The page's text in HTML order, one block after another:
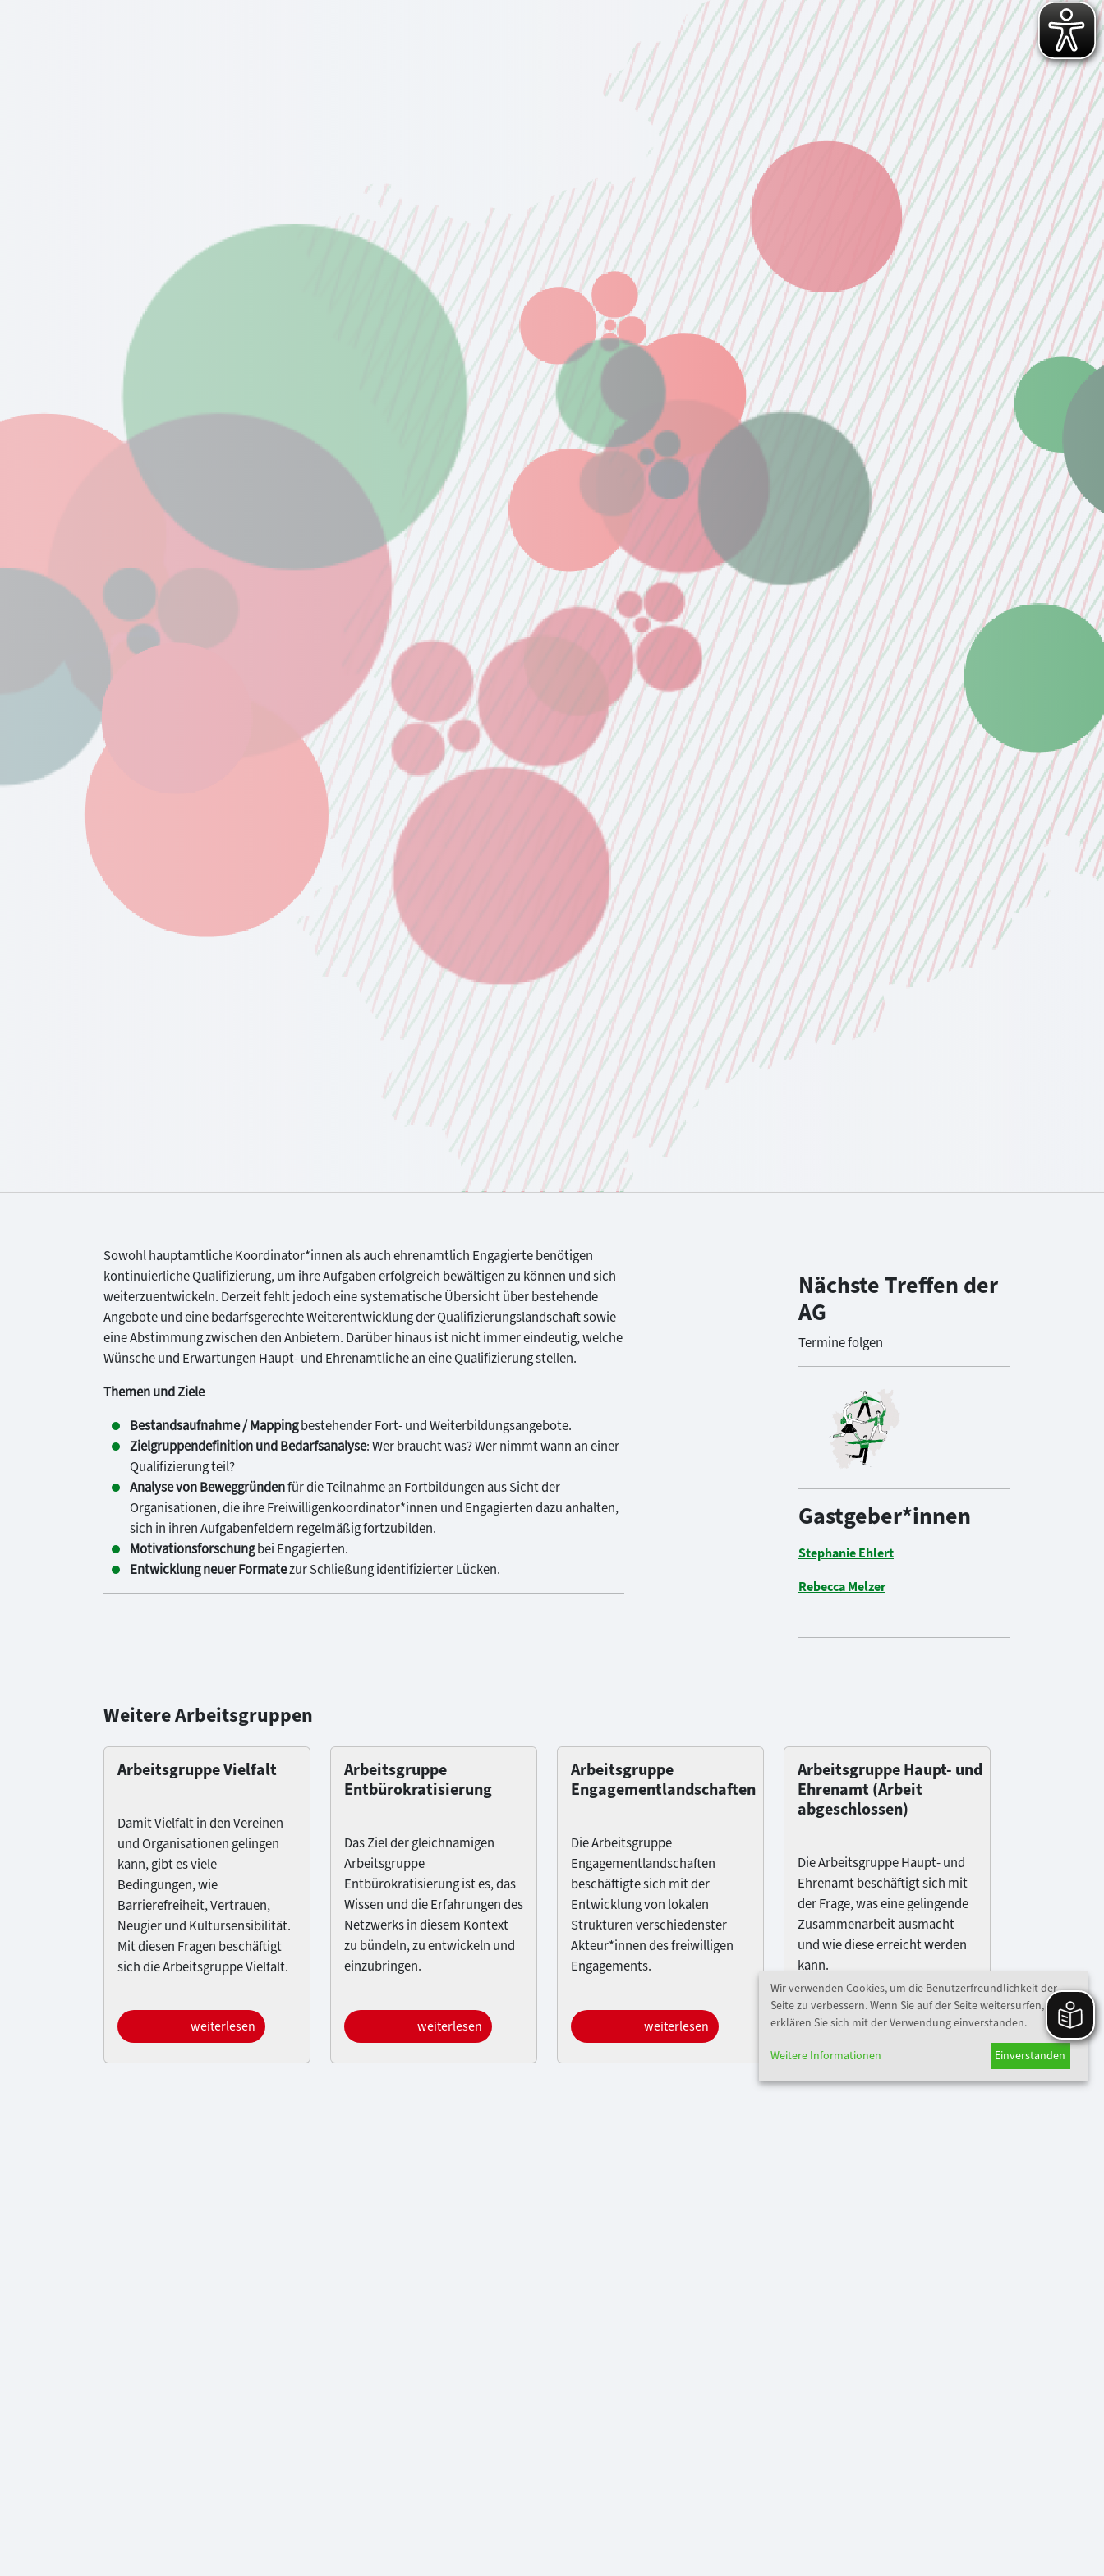
Sowohl hauptamtliche Koordinator*innen als auch ehrenamtlich Engagierte benötigen
kontinuierliche Qualifizierung, um ihre Aufgaben erfolgreich bewältigen zu können und sich
weiterzuentwickeln. Derzeit fehlt jedoch eine systematische Übersicht über bestehende
Angebote und eine bedarfsgerechte Weiterentwicklung der Qualifizierungslandschaft sowie
eine Abstimmung zwischen den Anbietern. Darüber hinaus ist nicht immer eindeutig, welche
Wünsche und Erwartungen Haupt- und Ehrenamtliche an eine Qualifizierung stellen.
Themen und Ziele
Bestandsaufnahme / Mappingbestehender Fort- und Weiterbildungsangebote.
Zielgruppendefinition und Bedarfsanalyse: Wer braucht was? Wer nimmt wann an einer
Qualifizierung teil?
Analyse von Beweggründenfür die Teilnahme an Fortbildungen aus Sicht der
Organisationen, die ihre Freiwilligenkoordinator*innen und Engagierten dazu anhalten,
sich in ihren Aufgabenfeldern regelmäßig fortzubilden.
Motivationsforschungbei Engagierten.
Entwicklung neuer Formatezur Schließung identifizierter Lücken.
Nächste Treffen der
AG
Termine folgen
Gastgeber*innen
Stephanie Ehlert
Rebecca Melzer
Weitere Arbeitsgruppen
Arbeitsgruppe Vielfalt
Damit Vielfalt in den Vereinen
und Organisationen gelingen
kann, gibt es viele
Bedingungen, wie
Barrierefreiheit, Vertrauen,
Neugier und Kultursensibilität.
Mit diesen Fragen beschäftigt
sich die Arbeitsgruppe Vielfalt.
weiterlesen
Arbeitsgruppe
Entbürokratisierung
Das Ziel der gleichnamigen
Arbeitsgruppe
Entbürokratisierung ist es, das
Wissen und die Erfahrungen des
Netzwerks in diesem Kontext
zu bündeln, zu entwickeln und
einzubringen.
weiterlesen
Arbeitsgruppe
Engagementlandschaften
Die Arbeitsgruppe
Engagementlandschaften
beschäftigte sich mit der
Entwicklung von lokalen
Strukturen verschiedenster
Akteur*innen des freiwilligen
Engagements.
weiterlesen
Arbeitsgruppe Haupt- und
Ehrenamt (Arbeit
abgeschlossen)
Die Arbeitsgruppe Haupt- und
Ehrenamt beschäftigt sich mit
der Frage, was eine gelingende
Zusammenarbeit ausmacht
und wie diese erreicht werden
kann.
weiterlesen
Wir verwenden Cookies, um die Benutzerfreundlichkeit der
Seite zu verbessern. Wenn Sie auf der Seite weitersurfen,
erklären Sie sich mit der Verwendung einverstanden.
Weitere Informationen Einverstanden